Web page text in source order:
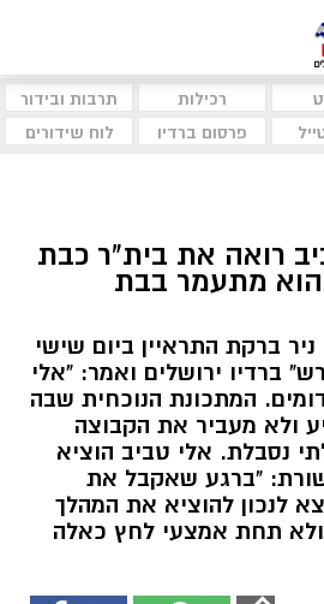
רכילות
תרבות ובידור
פרסום ברדיו לוח שידורים
רואה את בית"ר כבת
מתעמר בבת
ברקת התראיין ביום שישי
ברדיו ירושלים ואמר: "אלי
המתכונת הנוכחית שבה
ולא מעביר את הקבוצה
נסבלת. אלי טביב הוציא
"ברגע שאקבל את
לנכון להוציא את המהלך
ולא תחת אמצעי לחץ כאלה